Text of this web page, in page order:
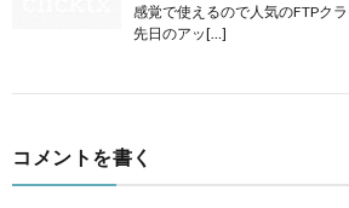
感覚で使えるので人気のFTPク
先日のアッ[…]
コメントを書く